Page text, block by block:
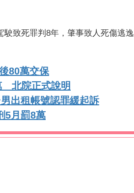
致死罪判8年，肇事致人死傷逃
80萬交保
北院正式說明
出租帳號認罪緩起訴
5月罰8萬